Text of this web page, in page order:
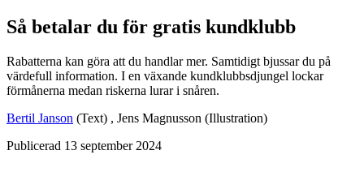
Så betalar du för gratis kundklubb
Rabatterna kan göra att du handlar mer. Samtidigt bjussar du på
värdefull information. I en växande kundklubbsdjungel lockar
förmånerna medan riskerna lurar i snåren.
Bertil Janson (Text) , Jens Magnusson (Illustration)
Publicerad 13 september 2024